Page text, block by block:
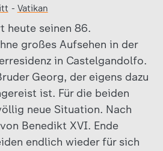
- Vatikan
heute seinen 86.
großes Aufsehen in der
in Castelgandolfo.
Georg, der eigens dazu
ist. Für die beiden
neue Situation. Nach
Benedikt XVI. Ende
endlich wieder für sich